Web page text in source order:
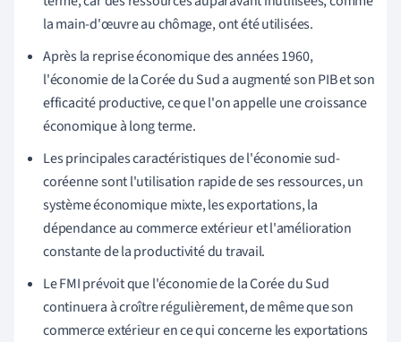
la main-d'œuvre au chômage, ont été utilisées.
Après la reprise économique des années 1960,
l'économie de la Corée du Sud a augmenté son PIB et son
efficacité productive, ce que l'on appelle une croissance
économique à long terme.
Les principales caractéristiques de l'économie sud-
coréenne sont l'utilisation rapide de ses ressources, un
système économique mixte, les exportations, la
dépendance au commerce extérieur et l'amélioration
constante de la productivité du travail.
Le FMI prévoit que l'économie de la Corée du Sud
continuera à croître régulièrement, de même que son
commerce extérieur en ce qui concerne les exportations